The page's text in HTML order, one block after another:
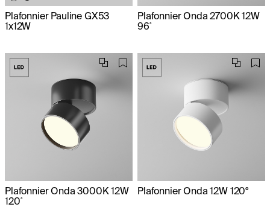
Plafonnier Pauline GX53
1x12W
Plafonnier Onda 2700K 12W
96˚
Plafonnier Onda 3000K 12W
120˚
Plafonnier Onda 12W 120°